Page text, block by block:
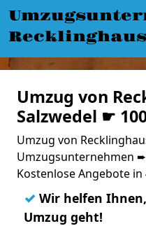
Umzug von
Salzwedel ☛
Umzug von
Umzugsunternehmen
Kostenlose Angebote in
✓ Wir helfen
Umzug geht!